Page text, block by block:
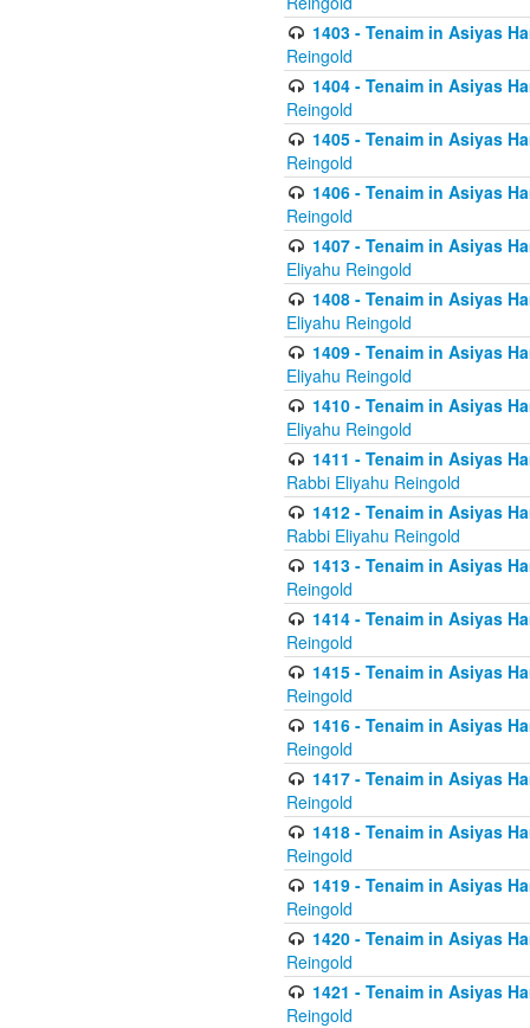
1403 - Tenaim in Asiyas
Reingold
1404 - Tenaim in Asiyas
Reingold
1405 - Tenaim in Asiyas
Reingold
1406 - Tenaim in Asiyas
Reingold
1407 - Tenaim in Asiyas
Eliyahu Reingold
1408 - Tenaim in Asiyas
Eliyahu Reingold
1409 - Tenaim in Asiyas
Eliyahu Reingold
1410 - Tenaim in Asiyas
Eliyahu Reingold
1411 - Tenaim in Asiyas
Rabbi Eliyahu Reingold
1412 - Tenaim in Asiyas
Rabbi Eliyahu Reingold
1413 - Tenaim in Asiyas
Reingold
1414 - Tenaim in Asiyas
Reingold
1415 - Tenaim in Asiyas
Reingold
1416 - Tenaim in Asiyas
Reingold
1417 - Tenaim in Asiyas
Reingold
1418 - Tenaim in Asiyas
Reingold
1419 - Tenaim in Asiyas
Reingold
1420 - Tenaim in Asiyas
Reingold
1421 - Tenaim in Asiyas
Reingold